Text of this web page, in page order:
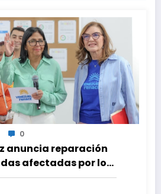
0
anuncia reparación
afectadas por los